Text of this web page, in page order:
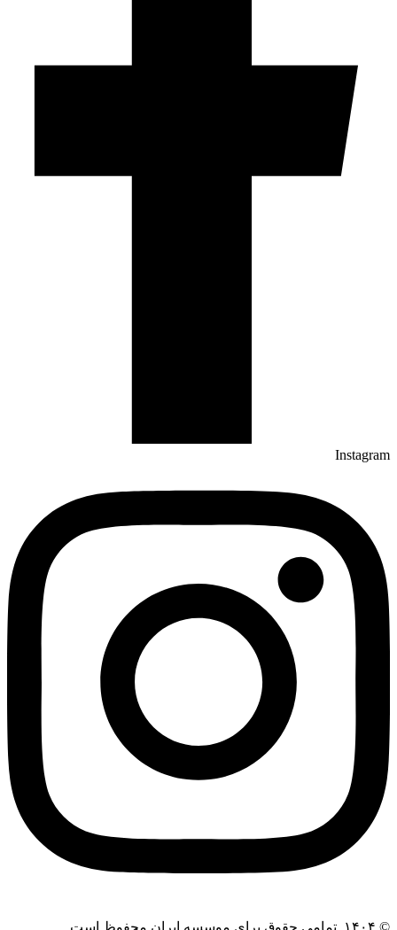
Instagram
© ۱۴۰۴. تمامی حقوق برای موسسه ایران محفوظ است.